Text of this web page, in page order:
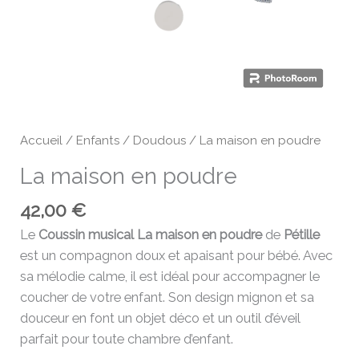
Accueil / Enfants / Doudous / La maison en poudre
La maison en poudre
42,00€
Le Coussin musical La maison en poudrede Pétille
est un compagnon doux et apaisant pour bébé. Avec
sa mélodie calme, il est idéal pour accompagner le
coucher de votre enfant. Son design mignon et sa
douceur en font un objet déco et un outil d’éveil
parfait pour toute chambre d’enfant.